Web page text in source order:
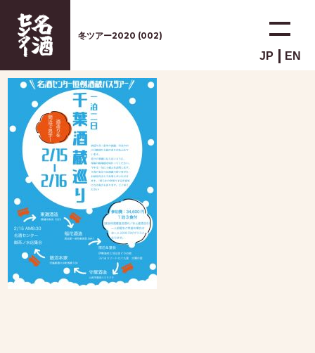
冬ツアー2020 (002)
JP EN